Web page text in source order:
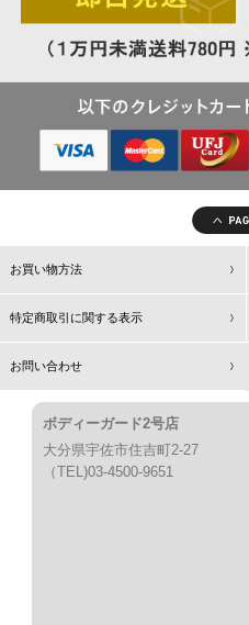
お買い物方法
特定商取引に関する表示
お問い合わせ
ボディーガード2号店
大分県宇佐市住吉町2-27
（TEL)03-4500-9651